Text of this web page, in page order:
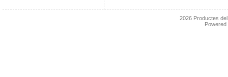
2026 Productes